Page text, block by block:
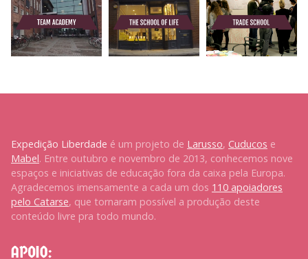
Expedição Liberdade é um projeto de Larusso, Cuducos e
Mabel. Entre outubro e novembro de 2013, conhecemos nove
espaços e iniciativas de educação fora da caixa pela Europa.
Agradecemos imensamente a cada um dos 110 apoiadores
pelo Catarse, que tornaram possível a produção deste
conteúdo livre pra todo mundo.